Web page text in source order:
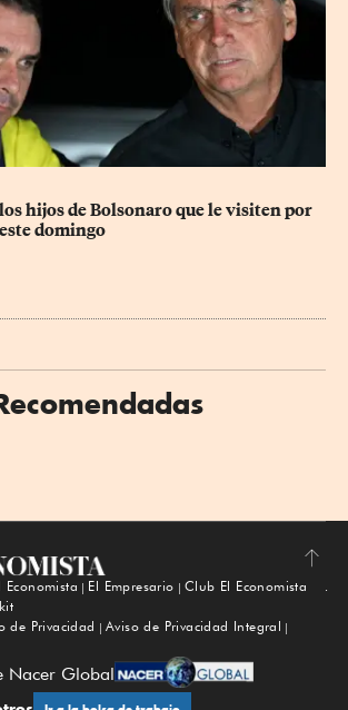
hijos de Bolsonaro que le visiten por
domingo
Subir
Economista El Empresario
Club El Economista
de Privacidad
Aviso de Privacidad Integral
Nacer Global